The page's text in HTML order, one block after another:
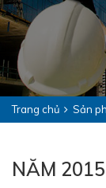
Trang chủ Sản
NĂM 2015